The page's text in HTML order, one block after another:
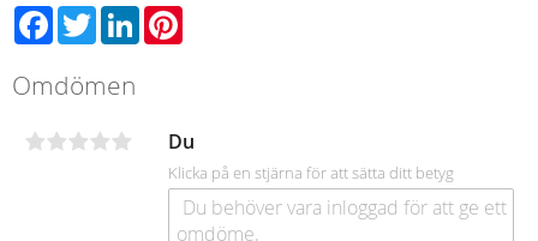
Facebook
TwitterLinkedIn
Omdömen
Du
Klicka på en stjärna för att sätta ditt betyg